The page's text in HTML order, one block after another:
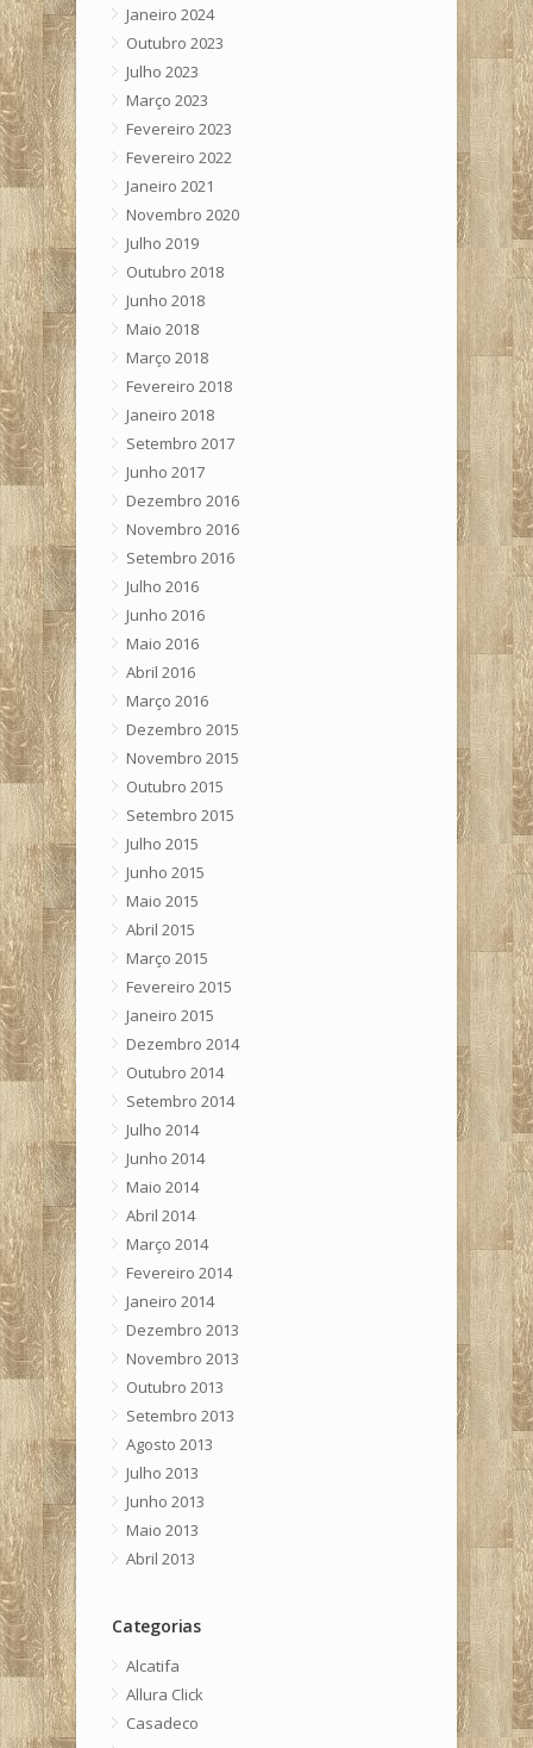
Janeiro 2024
Outubro 2023
Julho 2023
Março 2023
Fevereiro 2023
Fevereiro 2022
Janeiro 2021
Novembro 2020
Julho 2019
Outubro 2018
Junho 2018
Maio 2018
Março 2018
Fevereiro 2018
Janeiro 2018
Setembro 2017
Junho 2017
Dezembro 2016
Novembro 2016
Setembro 2016
Julho 2016
Junho 2016
Maio 2016
Abril 2016
Março 2016
Dezembro 2015
Novembro 2015
Outubro 2015
Setembro 2015
Julho 2015
Junho 2015
Maio 2015
Abril 2015
Março 2015
Fevereiro 2015
Janeiro 2015
Dezembro 2014
Outubro 2014
Setembro 2014
Julho 2014
Junho 2014
Maio 2014
Abril 2014
Março 2014
Fevereiro 2014
Janeiro 2014
Dezembro 2013
Novembro 2013
Outubro 2013
Setembro 2013
Agosto 2013
Julho 2013
Junho 2013
Maio 2013
Abril 2013
Categorias
Alcatifa
Allura Click
Casadeco